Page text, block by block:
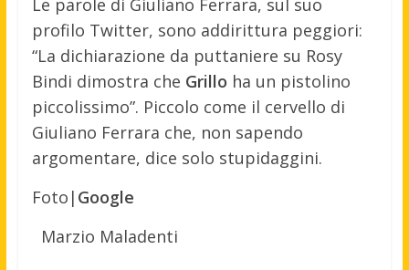
Le parole di Giuliano Ferrara, sul suo
profilo Twitter, sono addirittura peggiori:
“La dichiarazione da puttaniere su Rosy
Bindi dimostra che Grillo ha un pistolino
piccolissimo”. Piccolo come il cervello di
Giuliano Ferrara che, non sapendo
argomentare, dice solo stupidaggini.
Foto| Google
Marzio Maladenti